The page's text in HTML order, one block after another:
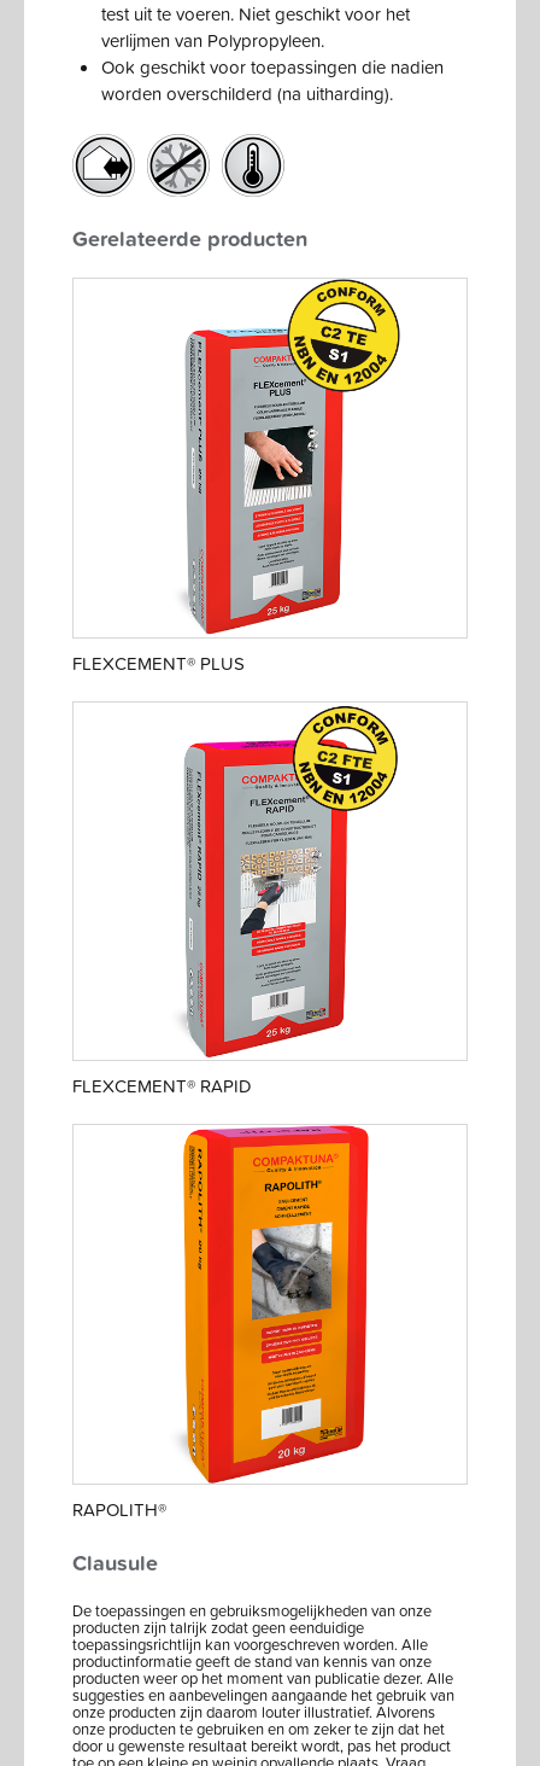
test uit te voeren. Niet geschikt voor het
verlijmen van Polypropyleen.
Ook geschikt voor toepassingen die nadien
worden overschilderd (na uitharding).
Gerelateerde producten
FLEXCEMENT® PLUS
FLEXCEMENT® RAPID
RAPOLITH®
Clausule
De toepassingen en gebruiksmogelijkheden van onze
producten zijn talrijk zodat geen eenduidige
toepassingsrichtlijn kan voorgeschreven worden. Alle
productinformatie geeft de stand van kennis van onze
producten weer op het moment van publicatie dezer. Alle
suggesties en aanbevelingen aangaande het gebruik van
onze producten zijn daarom louter illustratief. Alvorens
onze producten te gebruiken en om zeker te zijn dat het
door u gewenste resultaat bereikt wordt, pas het product